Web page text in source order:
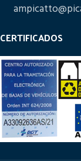
CERTIFICADOS